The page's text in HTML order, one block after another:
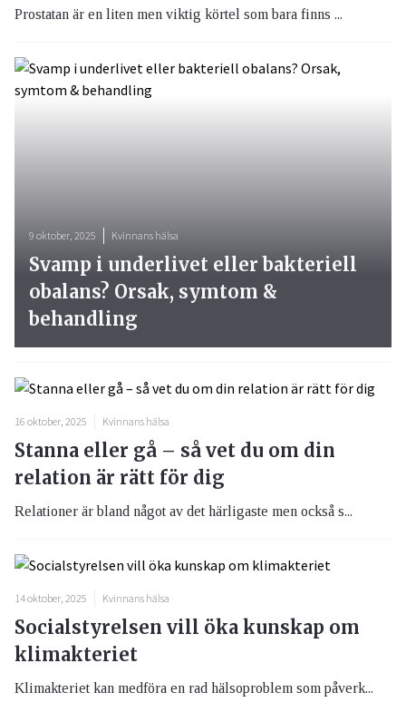
Prostatan är en liten men viktig körtel som bara finns ...
16 oktober, 2025 Kvinnans hälsa
Stanna eller gå – så vet du om din
relation är rätt för dig
Relationer är bland något av det härligaste men också s...
14 oktober, 2025 Kvinnans hälsa
Socialstyrelsen vill öka kunskap om
klimakteriet
Klimakteriet kan medföra en rad hälsoproblem som påverk...
9 oktober, 2025 Kvinnans hälsa
Svamp i underlivet eller bakteriell
obalans? Orsak, symtom &
behandling